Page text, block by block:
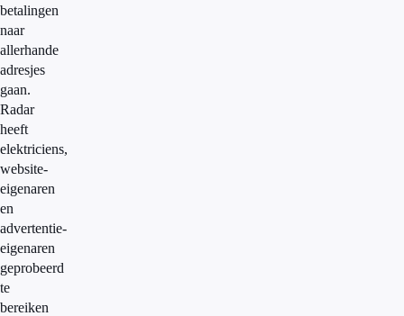
betalingen
naar
allerhande
adresjes
gaan.
Radar
heeft
elektriciens,
website-
eigenaren
en
advertentie-
eigenaren
geprobeerd
te
bereiken